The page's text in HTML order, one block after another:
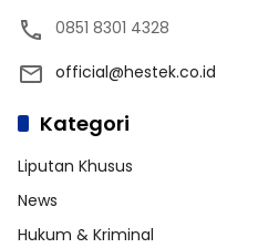
0851 8301 4328
official@hestek.co.id
Kategori
Liputan Khusus
News
Hukum & Kriminal